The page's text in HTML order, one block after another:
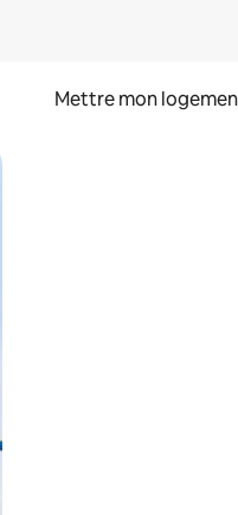
Mettre mon